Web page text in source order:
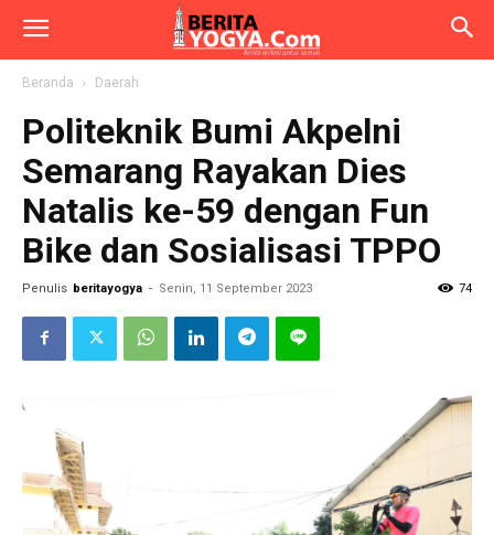
Beranda Daerah
Politeknik Bumi Akpelni
Semarang Rayakan Dies
Natalis ke-59 dengan Fun
Bike dan Sosialisasi TPPO
Penulis beritayogya - Senin, 11 September 2023 74